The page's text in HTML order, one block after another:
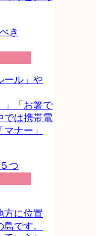
ール」や
」「お箸で
では携帯電
ナー」
方に位置
です。